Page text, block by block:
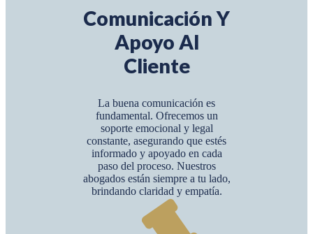
Comunicación Y
Apoyo Al
Cliente
La buena comunicación es
fundamental. Ofrecemos un
soporte emocional y legal
constante, asegurando que estés
informado y apoyado en cada
paso del proceso. Nuestros
abogados están siempre a tu lado,
brindando claridad y empatía.